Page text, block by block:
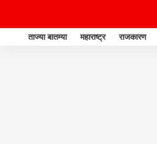
ताज्या बातम्या महाराष्ट्र राजकारण